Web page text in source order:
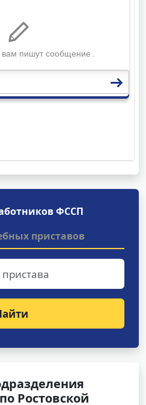
ФССП
приставов
Ростовской